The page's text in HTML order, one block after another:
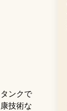
ンクで
技術な